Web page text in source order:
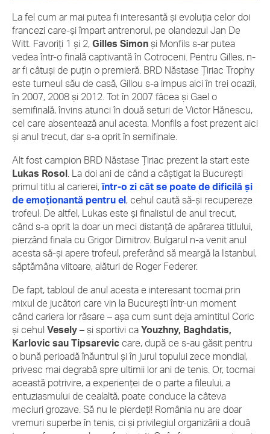
La fel cum ar mai putea fi interesantă și evoluția celor doi
francezi care-și împart antrenorul, pe olandezul Jan De
Witt. Favoriți 1 și 2, Gilles Simon și Monfils s-ar putea
vedea într-o finală captivantă în Cotroceni. Pentru Gilles, n-
ar fi câtuși de puțin o premieră. BRD Năstase Țiriac Trophy
este turneul său de casă, Gillou s-a impus aici în trei ocazii,
în 2007, 2008 și 2012. Tot în 2007 făcea și Gael o
semifinală, învins atunci în două seturi de Victor Hănescu,
cel care absentează anul acesta. Monfils a fost prezent aici
și anul trecut, dar s-a oprit în semifinale.
Alt fost campion BRD Năstase Țiriac prezent la start este
Lukas Rosol. La doi ani de când a câștigat la București
primul titlu al carierei,într-o zi cât se poate de dificilă și
de emoționantă pentru el, cehul caută să-și recupereze
trofeul. De altfel, Lukas este și finalistul de anul trecut,
când s-a oprit la doar un meci distanță de apărarea titlului,
pierzând finala cu Grigor Dimitrov. Bulgarul n-a venit anul
acesta să-și apere trofeul, preferând să meargă la Istanbul,
săptămâna viitoare, alături de Roger Federer.
De fapt, tabloul de anul acesta e interesant tocmai prin
mixul de jucători care vin la București într-un moment
când cariera lor răsare – așa cum sunt deja amintitul Coric
și cehul Vesely – și sportivi ca Youzhny, Baghdatis,
Karlovic sau Tipsarevic care, după ce s-au găsit pentru
o bună perioadă înăuntrul și în jurul topului zece mondial,
privesc mai degrabă spre ultimii lor ani de tenis. Or, tocmai
această potrivire, a experienței de o parte a fileului, a
entuziasmului de cealaltă, poate conduce la câteva
meciuri grozave. Să nu le pierdeți! România nu are doar
vremuri superbe în tenis, ci și privilegiul organizării a două